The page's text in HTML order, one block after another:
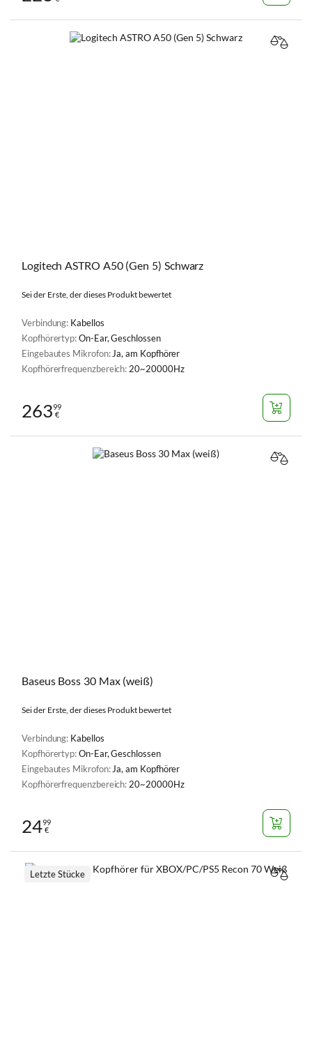
Logitech ASTRO A50 (Gen 5) Schwarz
Sei der Erste, der dieses Produkt bewertet
Verbindung: Kabellos
Kopfhörertyp:On-Ear, Geschlossen
Eingebautes Mikrofon: Ja, am Kopfhörer
Kopfhörerfrequenzbereich: 20~20000Hz
26399
€
Baseus Boss 30 Max (weiß)
Sei der Erste, der dieses Produkt bewertet
Verbindung: Kabellos
Kopfhörertyp:On-Ear, Geschlossen
Eingebautes Mikrofon: Ja, am Kopfhörer
Kopfhörerfrequenzbereich: 20~20000Hz
2499
€
Letzte Stücke